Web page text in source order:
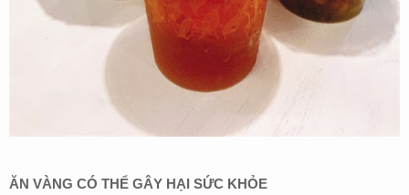
ĂN VÀNG CÓ THỂ GÂY HẠI SỨC KHỎE